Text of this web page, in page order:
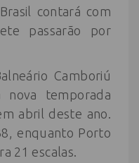
contará com
passarão por
Camboriú
nova temporada
abril deste ano.
enquanto Porto
21 escalas.